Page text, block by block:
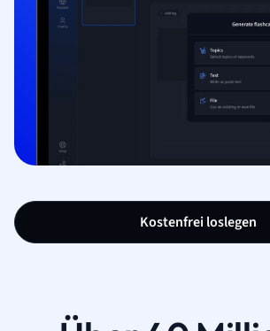
Kostenfrei loslegen